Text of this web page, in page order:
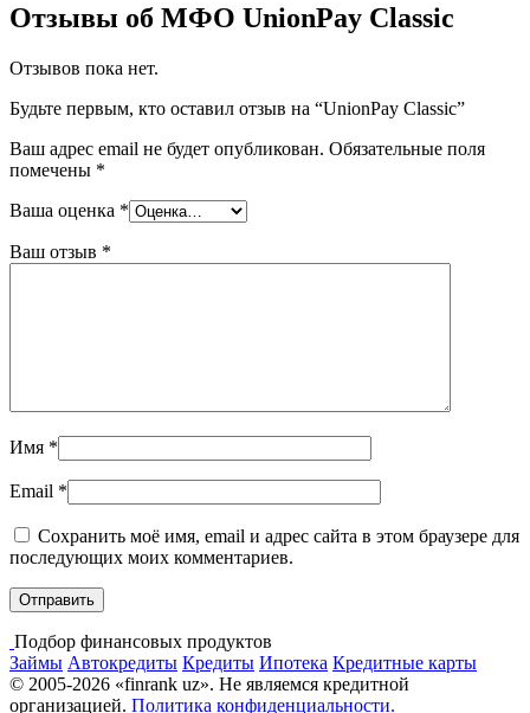
Отзывы об МФО UnionPay Classic
Отзывов пока нет.
Будьте первым, кто оставил отзыв на “UnionPay Classic”
Ваш адрес email не будет опубликован. Обязательные поля
помечены *
Ваша оценка *
Ваш отзыв *
Имя *
Email *
Сохранить моё имя, email и адрес сайта в этом браузере для
последующих моих комментариев.
Подбор финансовых продуктов
Займы Автокредиты Кредиты Ипотека Кредитные карты
© 2005-2026 «finrank uz». Не являемся кредитной
организацией. Политика конфиденциальности.